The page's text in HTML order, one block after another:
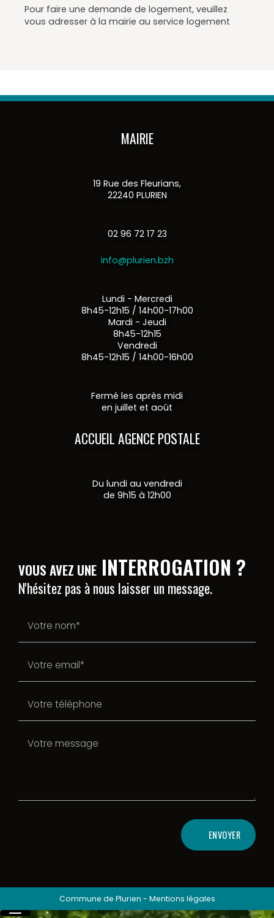
Pour faire une demande de logement, veuillez
vous adresser à la mairie au service logement
MAIRIE
19 Rue des Fleurians,
22240 PLURIEN
02 96 72 17 23
info@plurien.bzh
Lundi - Mercredi
8h45-12h15 / 14h00-17h00
Mardi - Jeudi
8h45-12h15
Vendredi
8h45-12h15 / 14h00-16h00
Fermé les après midi
en juillet et août
ACCUEIL AGENCE POSTALE
Du lundi au vendredi
de 9h15 à 12h00
VOUS AVEZ UNE INTERROGATION ?
N'hésitez pas à nous laisser un message.
ENVOYER
Commune de Plurien - Mentions légales